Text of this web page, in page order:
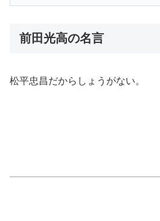
前田光高の名言
松平忠昌だからしょうがない。